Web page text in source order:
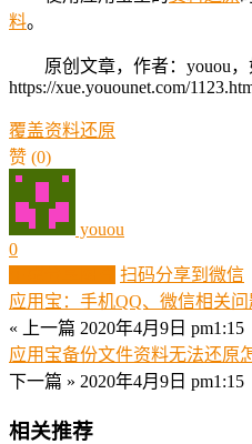
料。
原创文章，作者：youou
https://xue.youounet.com/
覆盖资料还原
赞 (0)
youou
0
扫码分享到微信
应用宝：手机QQ、微信相关问
« 上一篇 2020年4月9日 pm1:15
应用宝备份文件资料无法还原
下一篇 » 2020年4月9日 pm1:15
相关推荐